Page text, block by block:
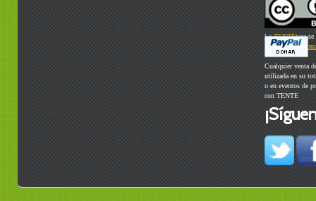
La TENTEtecase
Commons
Cualquier venta
utilizada en su
o en eventos de
con TENTE